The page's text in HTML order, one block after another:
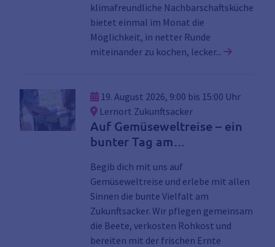
klimafreundliche Nachbarschaftsküche
bietet einmal im Monat die
Möglichkeit, in netter Runde
miteinander zu kochen, lecker...
Link zu
19. August 2026, 9:00 bis 15:00 Uhr
Lernort Zukunftsacker
Auf Gemüseweltreise – ein
bunter Tag am
Begib dich mit uns auf
Gemüseweltreise und erlebe mit allen
Sinnen die bunte Vielfalt am
Zukunftsacker. Wir pflegen gemeinsam
die Beete, verkosten Rohkost und
bereiten mit der frischen Ernte